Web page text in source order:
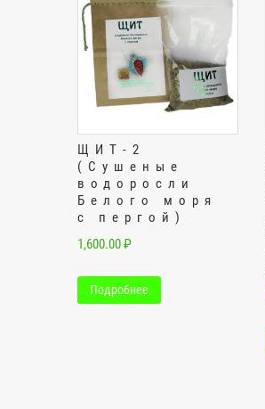
ЩИТ-2
(Сушеные
водоросли
Белого моря
с пергой)
1,600.00₽
Подробнее